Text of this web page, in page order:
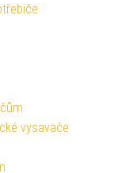
vysavače